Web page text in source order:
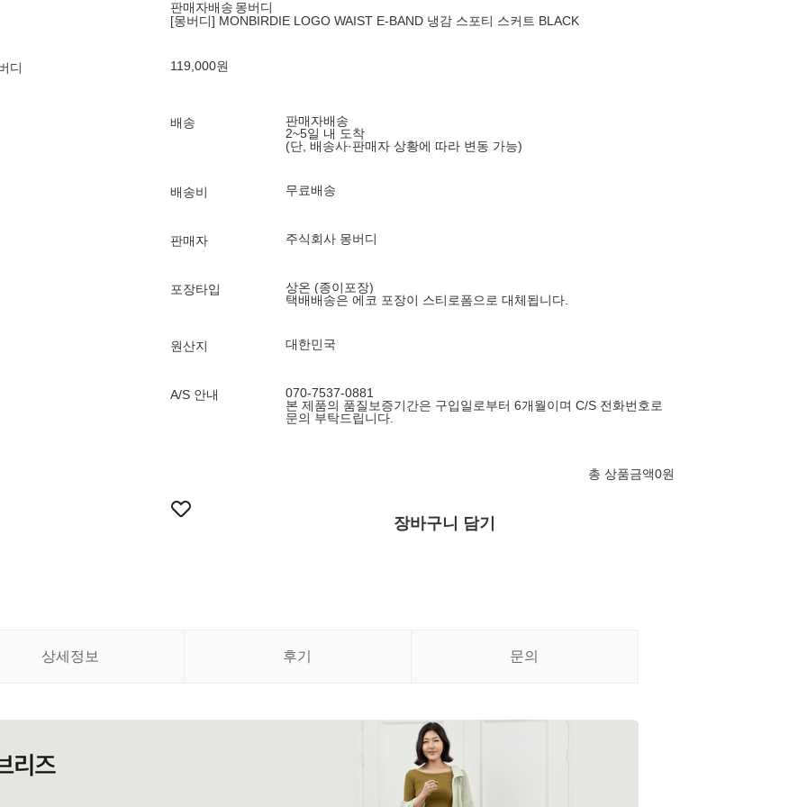
디
판매자배송 몽버디
[몽버디] MONBIRDIE LOGO WAIST E-BAND 냉감 스포티 스커트 BLACK
119,000원
배송
판매자배송
2~5일 내 도착
(단, 배송사·판매자 상황에 따라 변동 가능)
배송비 무료배송
판매자 주식회사 몽버디
포장타입
상온 (종이포장)
택배배송은 에코 포장이 스티로폼으로 대체됩니다.
원산지 대한민국
A/S 안내
070-7537-0881
본 제품의 품질보증기간은 구입일로부터 6개월이며 C/S 전화번호로
문의 부탁드립니다.
총 상품금액0원
장바구니 담기
상세정보 후기 문의